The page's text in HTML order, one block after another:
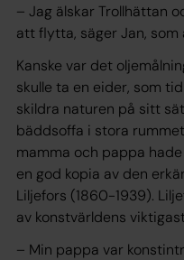
– Jag älskar Trollhättan
att flytta, säger Jan, som
Kanske var det
skulle ta en eider, som
skildra naturen på sitt
bäddsoffa i stora
mamma och pappa
en god kopia av den
Liljefors (1860-1939).
av konstvärldens
– Min pappa var